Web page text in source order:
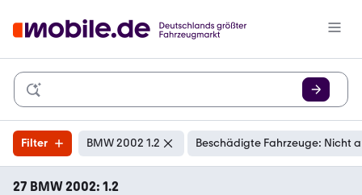
Filter BMW 2002 1.2 Beschädigte Fahrzeuge: Nicht
27 BMW 2002: 1.2